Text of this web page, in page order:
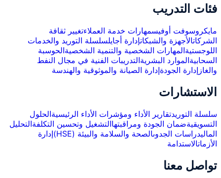
فئات التدريب
مايكروسوفت أوفيسمهارات خدمة العملاءتغيير ثقافة
الشركاتالأجهزة والشبكاتإدارة أجايلسلسلة التوريد والخدمات
اللوجستيةالمهارات الشخصية والتنمية الشخصيةالحوسبة
السحابيةالموارد البشريةالتدريبات الفنية في مجال النفط
والغاز إدارة الجودةإدارة الصيانة والموثوقية والهندسة
الاستشارات
سلسلة التوريدتقارير الأداء ومؤشرات الأداء الرئيسيةالحلول
التسويقيةضمان الجودة ومراقبتهاالتشغيل وتحسين التكلفةالتحليل
الماليدراسات الجدوىالصحة والسلامة والبيئة (HSE)
إدارة
الأزماتالاستدامة
تواصل معنا